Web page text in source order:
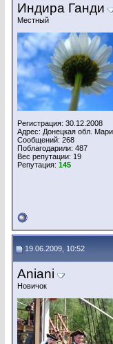
Индира Ганди
Местный
Регистрация: 30.12.2008
Адрес: Донецкая обл.
Сообщений: 268
Поблагодарили: 487
Вес репутации: 19
Репутация: 145
19.06.2009, 10:52
Aniani
Новичок